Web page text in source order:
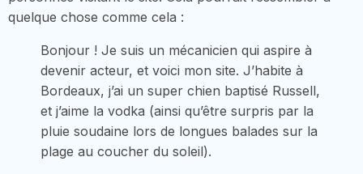
quelque chose comme cela :
Bonjour ! Je suis un mécanicien qui aspire à
devenir acteur, et voici mon site. J’habite à
Bordeaux, j’ai un super chien baptisé Russell,
et j’aime la vodka (ainsi qu’être surpris par la
pluie soudaine lors de longues balades sur la
plage au coucher du soleil).